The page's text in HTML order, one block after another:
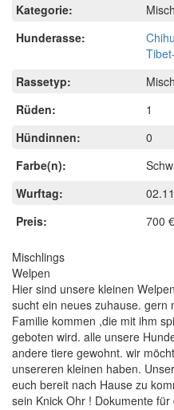
Kategorie:
Hunderasse:
Rassetyp:
Rüden:
1
Hündinnen:
0
Farbe(n):
Wurftag:
Preis:
700 €
Mischlings
Welpen
Hier sind unsere kleinen
sucht ein neues zuhause. gern
Familie kommen ,die mit ihm
geboten wird. alle unsere
andere tiere gewohnt. wir
unsereren kleinen haben.
euch bereit nach Hause zu
sein Knick Ohr ! Dokumente